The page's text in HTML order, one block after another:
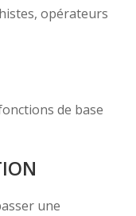
opérateurs
de base
une